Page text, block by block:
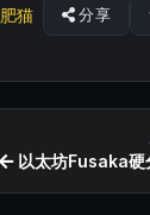
肥猫 分享
以太坊Fusaka